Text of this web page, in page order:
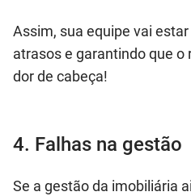
Assim, sua equipe vai
atrasos e garantindo que
dor de cabeça!
4. Falhas na gestão
Se a gestão da imobiliária